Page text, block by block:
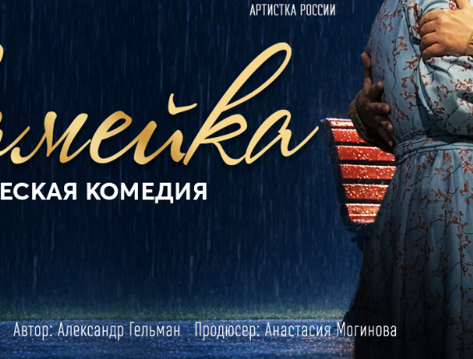
Промокод ДРУГ
на первую покупку - скидка